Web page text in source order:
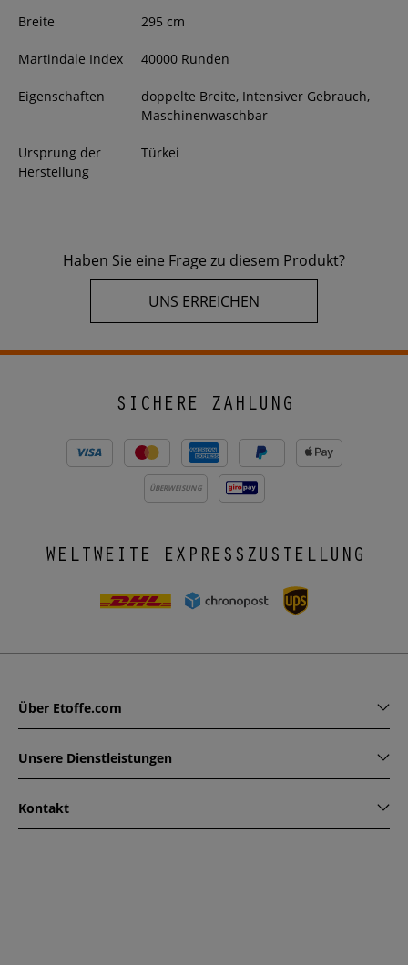
Breite 295 cm
Martindale Index 40000 Runden
Eigenschaften
doppelte Breite, Intensiver Gebrauch,
Maschinenwaschbar
Ursprung der
Herstellung
Türkei
Haben Sie eine Frage zu diesem Produkt?
UNS ERREICHEN
SICHERE ZAHLUNG
ÜBERWEISUNG
WELTWEITE EXPRESSZUSTELLUNG
Über Etoffe.com
Unsere Dienstleistungen
Kontakt